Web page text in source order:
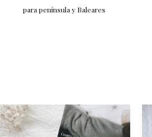
para península y Baleares